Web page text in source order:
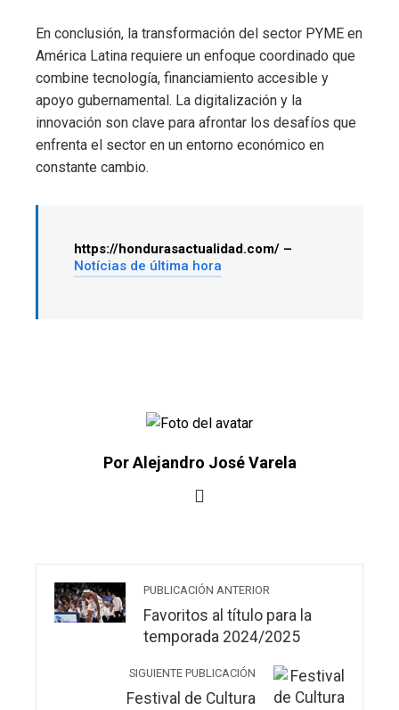
En conclusión, la transformación del sector PYME en
América Latina requiere un enfoque coordinado que
combine tecnología, financiamiento accesible y
apoyo gubernamental. La digitalización y la
innovación son clave para afrontar los desafíos que
enfrenta el sector en un entorno económico en
constante cambio.
https://hondurasactualidad.com/ –
Notícias de última hora
Por Alejandro José Varela
PUBLICACIÓN ANTERIOR
Favoritos al título para la
temporada 2024/2025
SIGUIENTE PUBLICACIÓN
Festival de Cultura